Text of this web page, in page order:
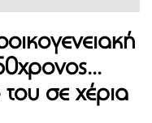
σε χέρια